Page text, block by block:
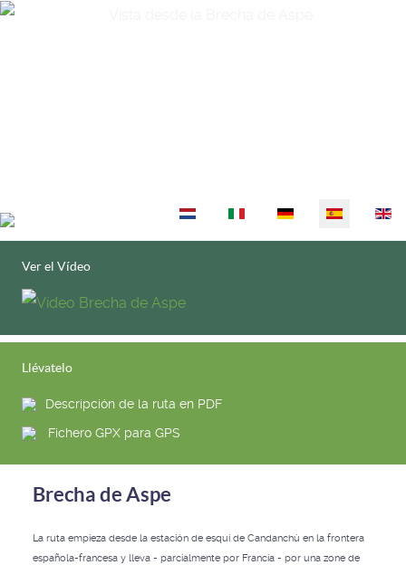
Seleccione su idioma
Ver el Vídeo
Llévatelo
Descripción de la ruta en PDF
Fichero GPX para GPS
Brecha de Aspe
La ruta empieza desde la estación de esquí de Candanchú en la frontera
española-francesa y lleva - parcialmente por Francia - por una zone de